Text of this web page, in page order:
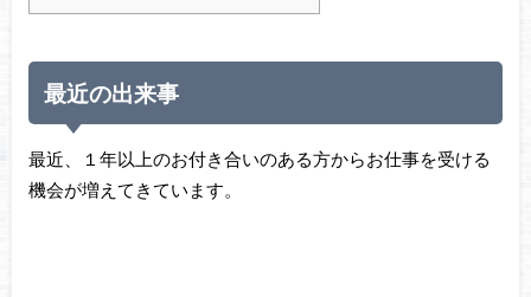
最近の出来事
最近、１年以上のお付き合いのある方からお仕事を受ける
機会が増えてきています。